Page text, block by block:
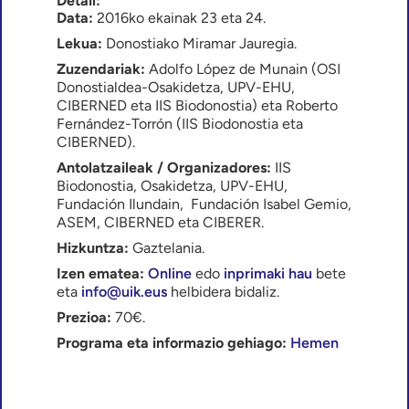
Data: 2016ko ekainak 23 eta 24.
Lekua: Donostiako Miramar Jauregia.
Zuzendariak: Adolfo López de Munain (OSI
Donostialdea-Osakidetza, UPV-EHU,
CIBERNED eta IIS Biodonostia) eta Roberto
Fernández-Torrón (IIS Biodonostia eta
CIBERNED).
Antolatzaileak / Organizadores: IIS
Biodonostia, Osakidetza, UPV-EHU,
Fundación Ilundain, Fundación Isabel Gemio,
ASEM, CIBERNED eta CIBERER.
Hizkuntza: Gaztelania.
Izen ematea: Online edo inprimaki hau bete
eta info@uik.eus helbidera bidaliz.
Prezioa: 70€.
Programa eta informazio gehiago: Hemen